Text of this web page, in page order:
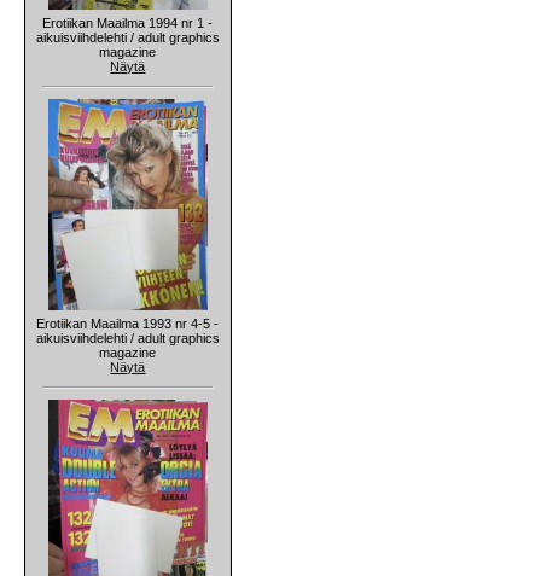
Erotiikan Maailma 1994 nr 1 -
aikuisviihdelehti / adult graphics
magazine
Näytä
Erotiikan Maailma 1993 nr 4-5 -
aikuisviihdelehti / adult graphics
magazine
Näytä